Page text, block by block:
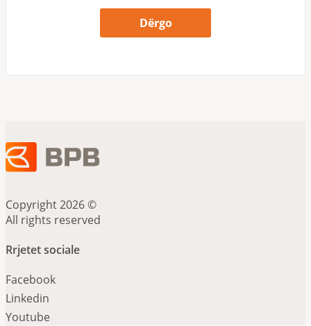
Copyright 2026 ©
All rights reserved
Rrjetet sociale
Facebook
Linkedin
Youtube